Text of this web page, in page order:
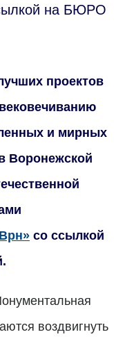
на БЮРО
проектов
и мирных
Воронежской
со ссылкой
воздвигнуть